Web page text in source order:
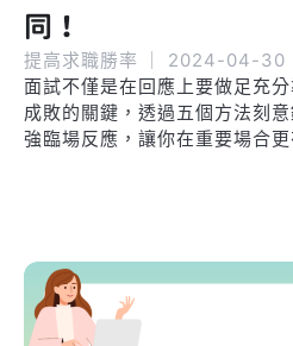
同！
提高求職勝率
2024-04-30
面試不僅是在回應上要做足充
成敗的關鍵，透過五個方法刻
強臨場反應，讓你在重要場合更